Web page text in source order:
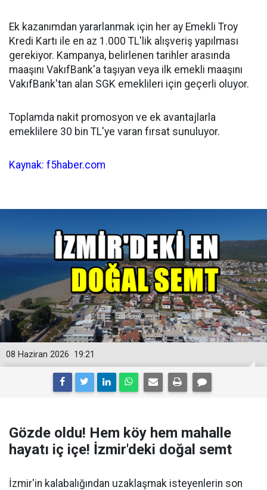
Ek kazanımdan yararlanmak için her ay Emekli Troy
Kredi Kartı ile en az 1.000 TL'lik alışveriş yapılması
gerekiyor. Kampanya, belirlenen tarihler arasında
maaşını VakıfBank'a taşıyan veya ilk emekli maaşını
VakıfBank'tan alan SGK emeklileri için geçerli oluyor.
Toplamda nakit promosyon ve ek avantajlarla
emeklilere 30 bin TL'ye varan fırsat sunuluyor.
Kaynak: f5haber.com
19:21
08 Haziran 2026
Gözde oldu! Hem köy hem mahalle
hayatı iç içe! İzmir'deki doğal semt
İzmir'in kalabalığından uzaklaşmak isteyenlerin son